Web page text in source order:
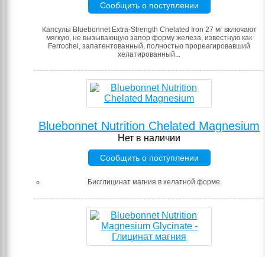
Сообщить о поступлении
Капсулы Bluebonnet Extra-Strength Chelated Iron 27 мг включают
мягкую, не вызывающую запор форму железа, известную как
Ferrochel, запатентованный, полностью прореагировавший
хелатированный...
Bluebonnet Nutrition Chelated Magnesium
Нет в наличии
Сообщить о поступлении
Бисглицинат магния в хелатной форме.